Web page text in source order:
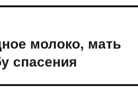
молоко, мать
спасения